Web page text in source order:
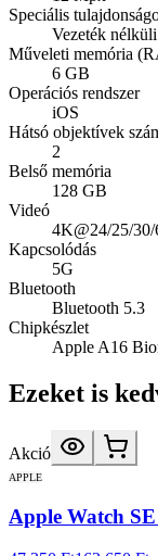
Speciális
Vezeték
Műveleti memória
6 GB
Operációs rendszer
iOS
Hátsó objektívek
2
Belső memória
128 GB
Videó
4K@24/25/30/
Kapcsolódás
5G
Bluetooth
Bluetooth 5.3
Chipkészlet
Apple A16
Ezeket is
Akció
APPLE
Apple Watch